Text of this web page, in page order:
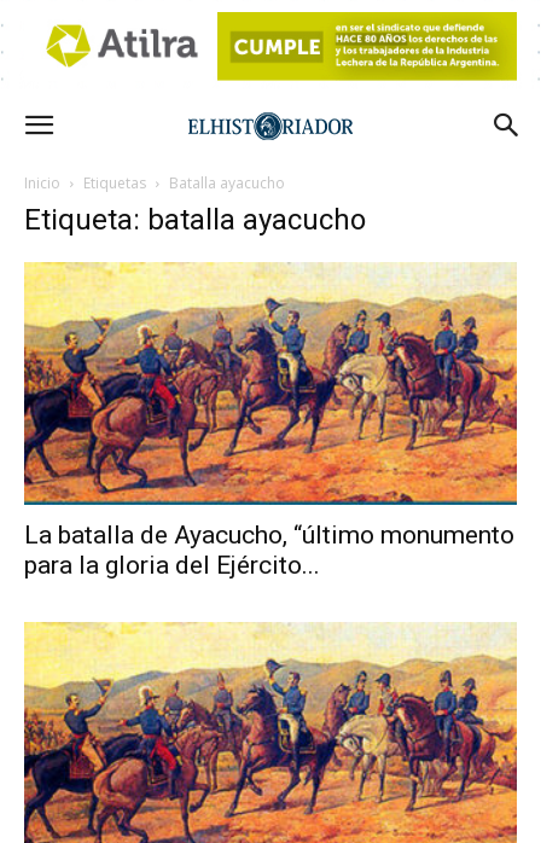
Inicio Etiquetas Batalla ayacucho
Etiqueta: batalla ayacucho
La batalla de Ayacucho, “último monumento
para la gloria del Ejército...